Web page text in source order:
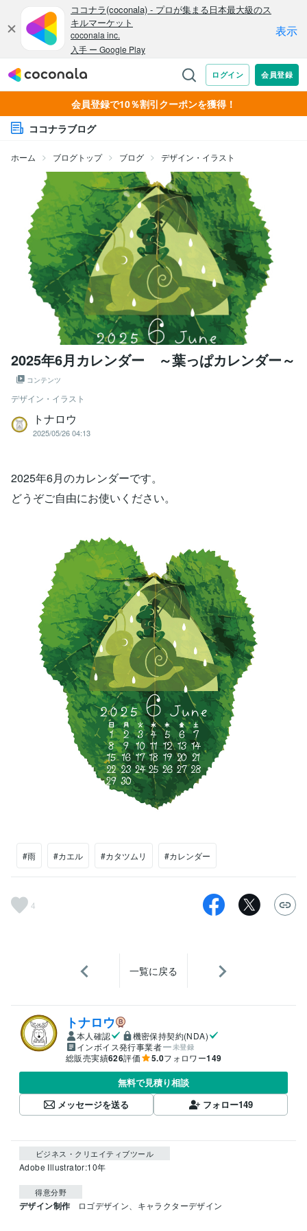
会員登録で10％割引クーポンを獲得！
ココナラブログ
ホーム ブログトップ ブログ デザイン・イラスト
2025年6月カレンダー ～葉っぱカレンダー～
コンテンツ
デザイン・イラスト
トナロウ
2025/05/26 04:13
2025年6月のカレンダーです。
どうぞご自由にお使いください。
#雨 #カエル #カタツムリ #カレンダー
4
一覧に戻る
トナロウ
本人確認
機密保持契約(NDA)
インボイス発行事業者
未登録
総販売実績626評価 5.0フォロワー149
無料で見積り相談
メッセージを送る
フォロー149
ビジネス・クリエイティブツール
Adobe Illustrator:10年
得意分野
デザイン制作 ロゴデザイン、キャラクターデザイン